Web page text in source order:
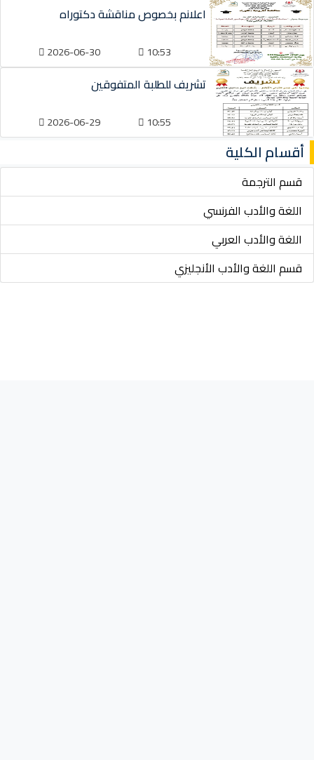
اعلانم بخصوص مناقشة دكتوراه
10:53
2026-06-30
تشريف للطلبة المتفوقين
10:55
2026-06-29
أقسام الكلية
قسم الترجمة
اللغة والأدب الفرنسي
اللغة والأدب العربي
قسم اللغة والأدب الأنجليزي